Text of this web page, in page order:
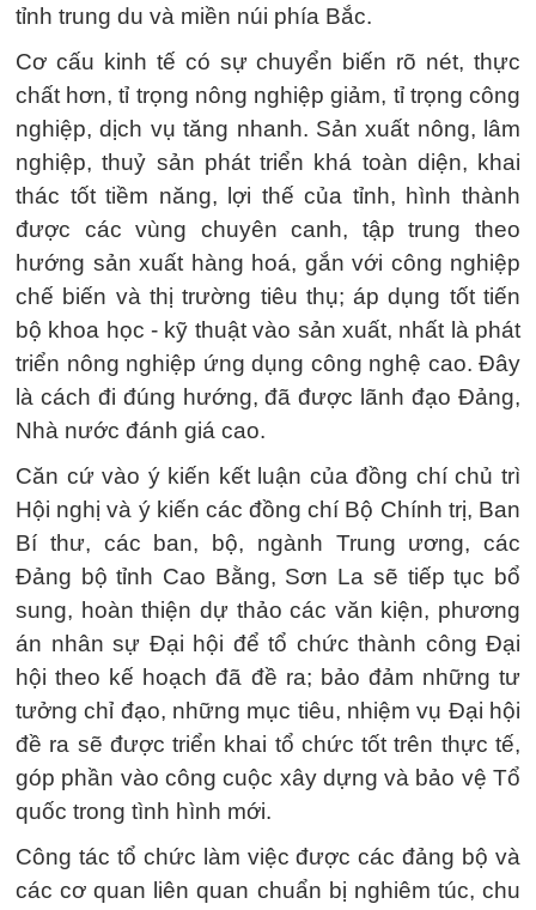
tỉnh trung du và miền núi phía Bắc.
Cơ cấu kinh tế có sự chuyển biến rõ nét, thực
chất hơn, tỉ trọng nông nghiệp giảm, tỉ trọng công
nghiệp, dịch vụ tăng nhanh. Sản xuất nông, lâm
nghiệp, thuỷ sản phát triển khá toàn diện, khai
thác tốt tiềm năng, lợi thế của tỉnh, hình thành
được các vùng chuyên canh, tập trung theo
hướng sản xuất hàng hoá, gắn với công nghiệp
chế biến và thị trường tiêu thụ; áp dụng tốt tiến
bộ khoa học - kỹ thuật vào sản xuất, nhất là phát
triển nông nghiệp ứng dụng công nghệ cao. Đây
là cách đi đúng hướng, đã được lãnh đạo Đảng,
Nhà nước đánh giá cao.
Căn cứ vào ý kiến kết luận của đồng chí chủ trì
Hội nghị và ý kiến các đồng chí Bộ Chính trị, Ban
Bí thư, các ban, bộ, ngành Trung ương, các
Đảng bộ tỉnh Cao Bằng, Sơn La sẽ tiếp tục bổ
sung, hoàn thiện dự thảo các văn kiện, phương
án nhân sự Đại hội để tổ chức thành công Đại
hội theo kế hoạch đã đề ra; bảo đảm những tư
tưởng chỉ đạo, những mục tiêu, nhiệm vụ Đại hội
đề ra sẽ được triển khai tổ chức tốt trên thực tế,
góp phần vào công cuộc xây dựng và bảo vệ Tổ
quốc trong tình hình mới.
Công tác tổ chức làm việc được các đảng bộ và
các cơ quan liên quan chuẩn bị nghiêm túc, chu